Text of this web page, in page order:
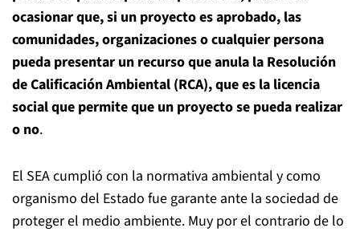
ocasionar que, si un proyecto es aprobado, las
comunidades, organizaciones o cualquier persona
pueda presentar un recurso que anula la Resolución
de Calificación Ambiental (RCA), que es la licencia
social que permite que un proyecto se pueda realizar
o no.
El SEA cumplió con la normativa ambiental y como
organismo del Estado fue garante ante la sociedad de
proteger el medio ambiente. Muy por el contrario de lo